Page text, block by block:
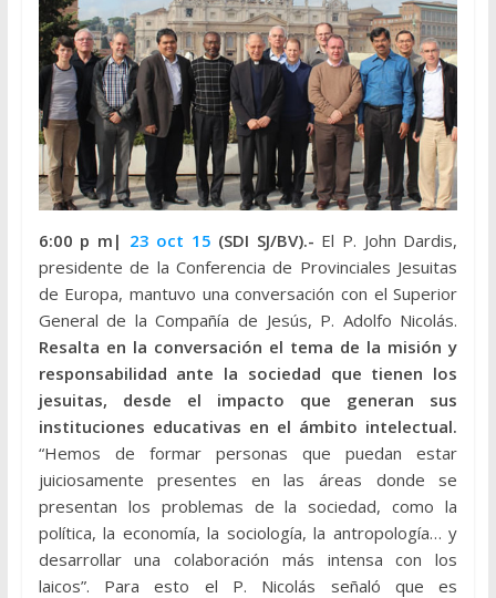
6:00 p m| 23 oct 15 (SDI SJ/BV).- El P. John Dardis,
presidente de la Conferencia de Provinciales Jesuitas
de Europa, mantuvo una conversación con el Superior
General de la Compañía de Jesús, P. Adolfo Nicolás.
Resalta en la conversación el tema de la misión y
responsabilidad ante la sociedad que tienen los
jesuitas, desde el impacto que generan sus
instituciones educativas en el ámbito intelectual.
“Hemos de formar personas que puedan estar
juiciosamente presentes en las áreas donde se
presentan los problemas de la sociedad, como la
política, la economía, la sociología, la antropología… y
desarrollar una colaboración más intensa con los
laicos”. Para esto el P. Nicolás señaló que es